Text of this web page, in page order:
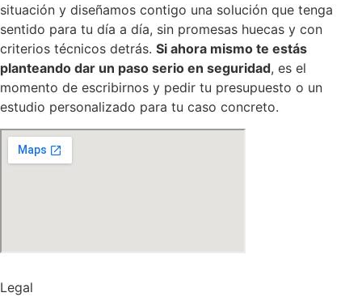
situación y diseñamos contigo una solución que tenga
sentido para tu día a día, sin promesas huecas y con
criterios técnicos detrás. Si ahora mismo te estás
planteando dar un paso serio en seguridad, es el
momento de escribirnos y pedir tu presupuesto o un
estudio personalizado para tu caso concreto.
Legal